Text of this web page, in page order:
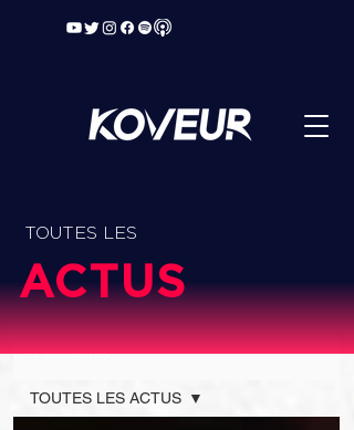
Les actualités
TOUTES LES ACTUS
TOUTES LES
ACTUS